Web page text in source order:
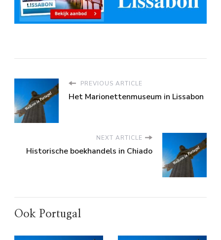
PREVIOUS ARTICLE
Het Marionettenmuseum in Lissabon
NEXT ARTICLE
Historische boekhandels in Chiado
Ook Portugal